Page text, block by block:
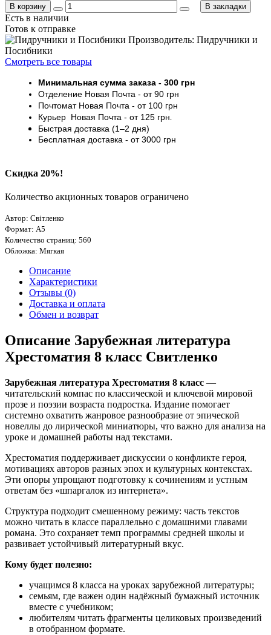
Есть в наличии
Готов к отправке
Производитель: Пидручники и
Посибники
Смотреть все товары
Минимальная сумма заказа - 300 грн
Отделение Новая Почта - от 90 грн
ПочтоматНовая Почта - от 100 грн
Курьер Новая Почта - от 125 грн.
Быстрая доставка (1–2 дня)
Бесплатная доставка - от 3000 грн
Скидка 20%!
Количество акционных товаров ограничено
Автор: Світленко
Формат: А5
Количество страниц: 560
Обложка: Мягкая
В корзину В закладки
Описание
Характеристики
Отзывы (0)
Доставка и оплата
Обмен и возврат
Описание Зарубежная литература
Хрестоматия 8 класс Свитленко
Зарубежная литература Хрестоматия 8 класс —
читательский компас по классической и ключевой мировой
прозе и поэзии возраста подростка. Издание помогает
системно охватить жанровое разнообразие от эпической
новеллы до лирической миниатюры, что важно для анализа на
уроке и домашней работы над текстами.
Хрестоматия поддерживает дискуссии о конфликте героя,
мотивациях авторов разных эпох и культурных контекстах.
Эти опоры упрощают подготовку к сочинениям и устным
ответам без «шпаргалок из интернета».
Структура подходит смешенному режиму: часть текстов
можно читать в классе параллельно с домашними главами
романа. Это сохраняет темп программы средней школы и
развивает устойчивый литературный вкус.
Кому будет полезно:
учащимся 8 класса на уроках зарубежной литературы;
семьям, где важен один надёжный бумажный источник
вместе с учебником;
любителям читать фрагменты целиковых произведений
в отобранном формате.